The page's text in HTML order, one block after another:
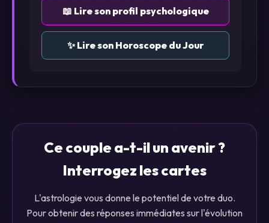
📖 Lire son profil psychologique
✨ Lire son Horoscope du Jour
Ce couple a-t-il un avenir ?
Interrogez les cartes
L'astrologie vous donne le potentiel de votre duo.
Pour obtenir des réponses immédiates sur l'évolution